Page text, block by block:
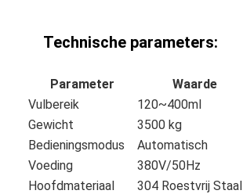
Technische parameters:
Parameter
Waarde
Vulbereik
120~400ml
Gewicht
3500 kg
Bedieningsmodus
Automatisch
Voeding
380V/50Hz
Hoofdmateriaal
304 Roestvrij Staal